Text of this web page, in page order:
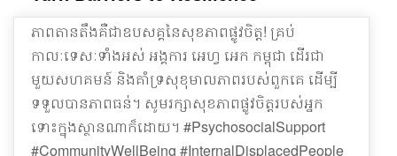
ភាពតានតឹងគឺជាឧបសគ្គនៃសុខភាពផ្លូវចិត្ត! គ្រប់
កាលៈទេសៈទាំងអស់ អង្គការ អេហ្វ អេក កម្ពុជា ដើរជា
មួយសហគមន៍ និងគាំទ្រសុខុមាលភាពរបស់ពួកគេ ដើម្បី
ទទួលបានភាពធន់។ សូមរក្សាសុខភាពផ្លូវចិត្តរបស់អ្នក
ទោះក្នុងស្ថានណាក៏ដោយ។ #PsychosocialSupport
#CommunityWellBeing #InternalDisplacedPeople